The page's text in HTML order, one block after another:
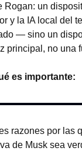
Rogan: un
y la IA local del
— sino un
principal, no una
es importante:
razones por las
de Musk sea